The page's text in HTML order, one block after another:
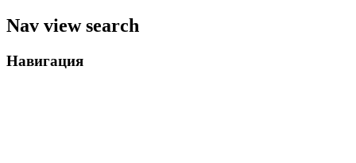
Nav view search
Навигация